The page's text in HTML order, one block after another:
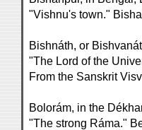
"Vishnu's town."
"The Lord of the
From the Sanskrit
"The strong Ráma."